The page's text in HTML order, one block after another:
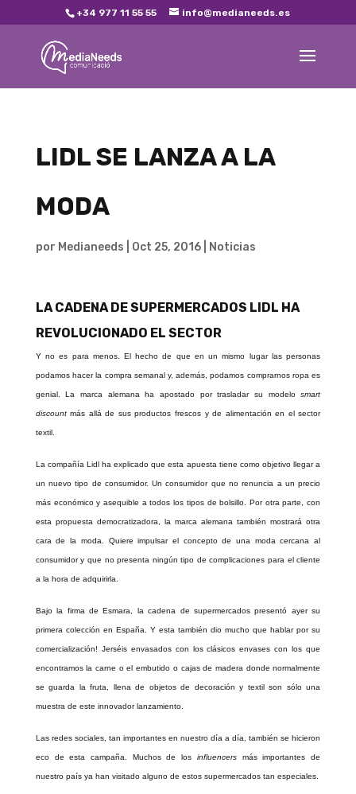
+34 977 11 55 55 info@medianeeds.es
LIDL SE LANZA A LA
MODA
por Medianeeds Oct 25, 2016| Noticias
LA CADENA DE SUPERMERCADOS LIDL HA
REVOLUCIONADO EL SECTOR
Y no es para menos. El hecho de que en un mismo lugar las personas
podamos hacer la compra semanal y, además, podamos comprarnos ropa es
genial. La marca alemana ha apostado por trasladar su modelosmart
discountmás allá de sus productos frescos y de alimentación en el sector
textil.
La compañía Lidl ha explicado que esta apuesta tiene como objetivo llegar a
un nuevo tipo de consumidor. Un consumidor que no renuncia a un precio
más económico y asequible a todos los tipos de bolsillo. Por otra parte, con
esta propuesta democratizadora, la marca alemana también mostrará otra
cara de la moda. Quiere impulsar el concepto de una moda cercana al
consumidor y que no presenta ningún tipo de complicaciones para el cliente
a la hora de adquirirla.
Bajo la firma de Esmara, la cadena de supermercados presentó ayer su
primera colección en España. Y esta también dio mucho que hablar por su
comercialización! Jerséis envasados con los clásicos envases con los que
encontramos la carne o el embutido o cajas de madera donde normalmente
se guarda la fruta, llena de objetos de decoración y textil son sólo una
muestra de este innovador lanzamiento.
Las redes sociales, tan importantes en nuestro día a día, también se hicieron
eco de esta campaña. Muchos de los influencers más importantes de
nuestro país ya han visitado alguno de estos supermercados tan especiales.